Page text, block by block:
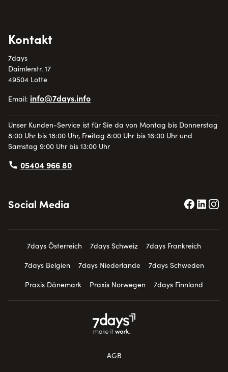
Kontakt
7days
Daimlerstr. 17
49504 Lotte
Email: info@7days.info
Unser Kunden-Service ist für Sie da von Montag bis Donnerstag
8:00 Uhr bis 18:00 Uhr, Freitag 8:00 Uhr bis 16:00 Uhr und
Samstag 9:00 Uhr bis 13:00 Uhr
05404 966 80
Social Media
7days Österreich 7days Schweiz
7days Frankreich
7days Belgien
7days Niederlande
7days Schweden
Praxis Dänemark
Praxis Norwegen 7days Finnland
AGB